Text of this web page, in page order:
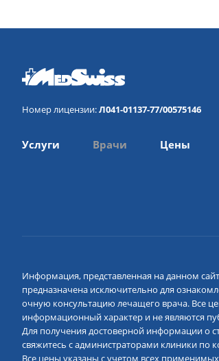
Номер лицензии:Л041-01137-77/00575146
Услуги Врачи Цены
Информация, представленная на данном
предназначена исключительно для
очную консультацию лечащего врача. Все
информационный характер и не являются
Для получения достоверной информации о
свяжитесь с администраторами клиники по
Все цены указаны с учетом всех